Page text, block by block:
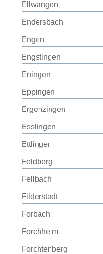
Ellwangen
Endersbach
Engen
Engstingen
Eningen
Eppingen
Ergenzingen
Esslingen
Ettlingen
Feldberg
Fellbach
Filderstadt
Forbach
Forchheim
Forchtenberg